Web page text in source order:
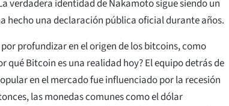
verdadera identidad de Nakamoto sigue siendo un
hecho una declaración pública oficial durante años.
profundizar en el origen de los bitcoins, como
qué Bitcoin es una realidad hoy? El equipo detrás de
en el mercado fue influenciado por la recesión
las monedas comunes como el dólar